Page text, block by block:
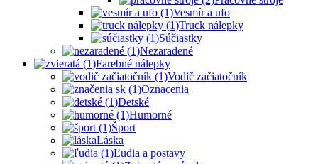
Vesmír a ufo
Truck nálepky
Súčiastky
Nezaradené
Farebné nálepky
Vodič začiatočník
Oznacenia
Detské
Humorné
Šport
Láska
Ľudia a postavy